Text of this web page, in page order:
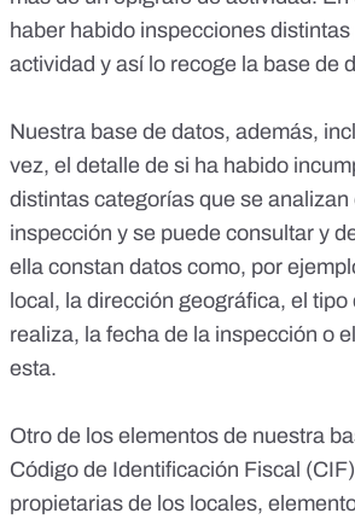
haber habido inspecciones
actividad y así lo recoge la base de
Nuestra base de datos, además,
vez, el detalle de si ha habido
distintas categorías que se analizan
inspección y se puede consultar y
ella constan datos como, por
local, la dirección geográfica, el
realiza, la fecha de la inspección o
esta.
Otro de los elementos de nuestra
Código de Identificación Fiscal
propietarias de los locales,